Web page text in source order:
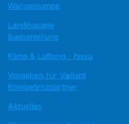
Wärmepumpe
Landingpage
Badsanierung
Klima & Lüftung - hissu
Vorgaben für Vaillant
Kompetenzpartner
Aktuelles